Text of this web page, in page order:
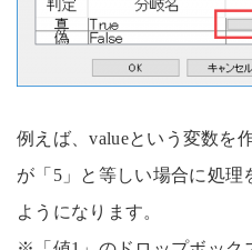
例えば、valueという変数を
が「5」と等しい場合に処
ようになります。